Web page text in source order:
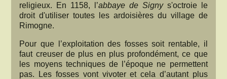
religieux. En 1158, l’abbaye de Signys'octroie le
droit d'utiliser toutes les ardoisières du village de
Rimogne.
Pour que l’exploitation des fosses soit rentable, il
faut creuser de plus en plus profondément, ce que
les moyens techniques de l’époque ne permettent
pas. Les fosses vont vivoter et cela d’autant plus